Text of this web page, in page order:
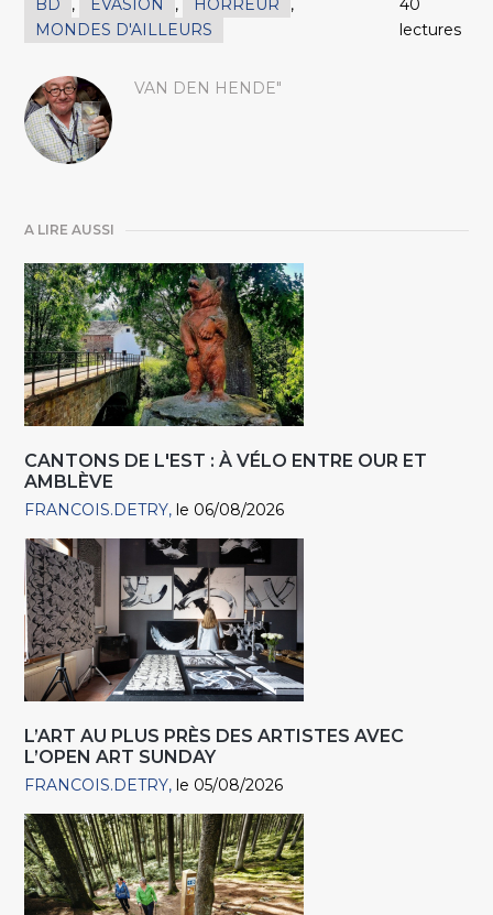
BD , EVASION , HORREUR
,
MONDES D'AILLEURS
40
lectures
VAN DEN HENDE"
A LIRE AUSSI
CANTONS DE L'EST : À VÉLO ENTRE OUR ET
AMBLÈVE
FRANCOIS.DETRY le 06/08/2026
L’ART AU PLUS PRÈS DES ARTISTES AVEC
L’OPEN ART SUNDAY
FRANCOIS.DETRY le 05/08/2026